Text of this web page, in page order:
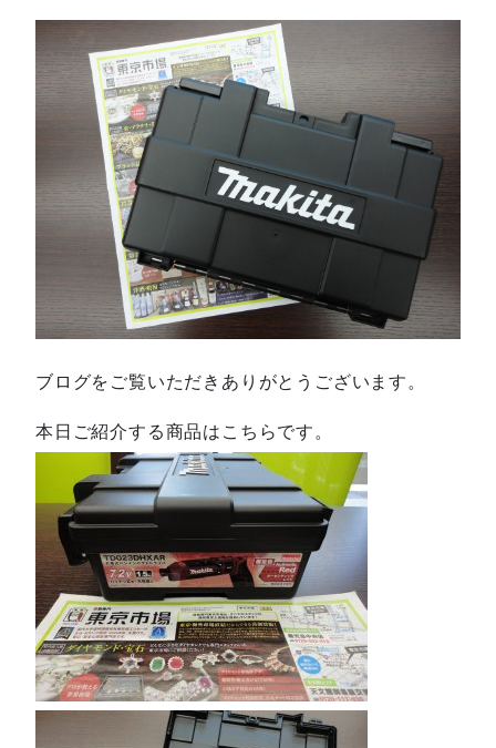
ブログをご覧いただきありがとうございます。
本日ご紹介する商品はこちらです。